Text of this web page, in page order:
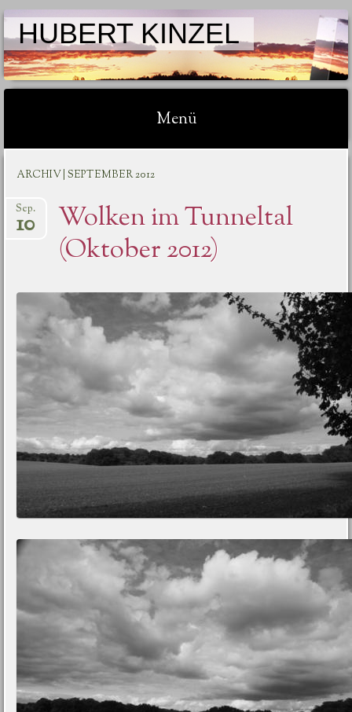
HUBERT KINZEL
Menü
ARCHIV | SEPTEMBER 2012
Wolken im Tunneltal
(Oktober 2012)
Sep.
10